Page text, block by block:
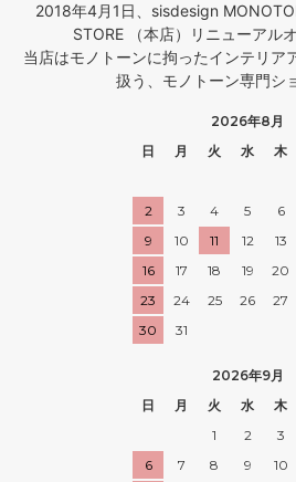
2018年4月1日、sisdesign
STORE （本店）リニューアル
当店はモノトーンに拘ったインテリア
扱う、モノトーン専門シ
2026年8月
日
月 火 水 木
2
3 4 5 6
9
10 11 12 13
16
17 18 19 20
23
24 25 26 27
30
31
2026年9月
日
月 火 水 木
1
2 3
6
7 8 9 10